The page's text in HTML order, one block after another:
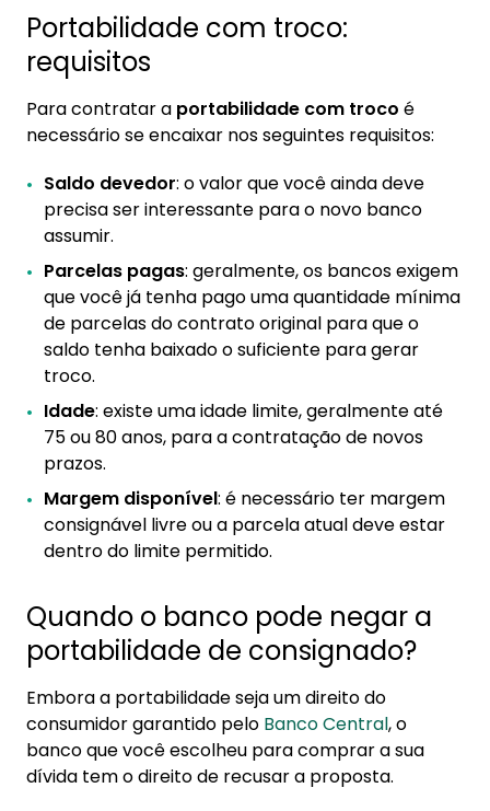
Portabilidade com troco:
requisitos
Para contratar a portabilidade com troco é
necessário se encaixar nos seguintes requisitos:
Saldo devedor: o valor que você ainda deve
precisa ser interessante para o novo banco
assumir.
Parcelas pagas: geralmente, os bancos exigem
que você já tenha pago uma quantidade mínima
de parcelas do contrato original para que o
saldo tenha baixado o suficiente para gerar
troco.
Idade: existe uma idade limite, geralmente até
75 ou 80 anos, para a contratação de novos
prazos.
Margem disponível: é necessário ter margem
consignável livre ou a parcela atual deve estar
dentro do limite permitido.
Quando o banco pode negar a
portabilidade de consignado?
Embora a portabilidade seja um direito do
consumidor garantido pelo Banco Central, o
banco que você escolheu para comprar a sua
dívida tem o direito de recusar a proposta.